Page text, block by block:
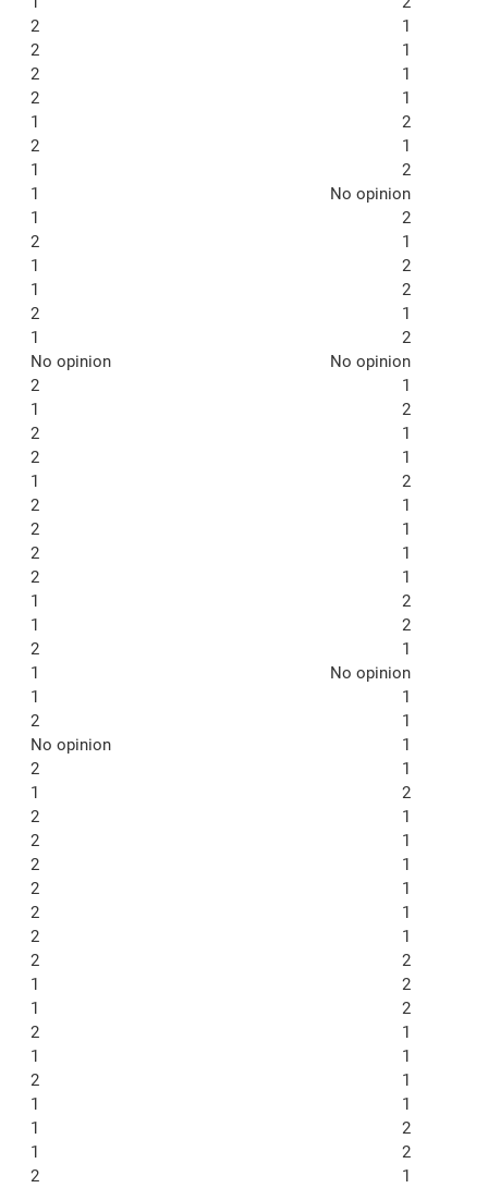
2
1
2
1
2
1
2
1
1
2
2
1
1
2
1
No opinion
1
2
2
1
1
2
1
2
2
1
1
2
No opinion
No opinion
2
1
1
2
2
1
2
1
1
2
2
1
2
1
2
1
2
1
1
2
1
2
2
1
1
No opinion
1
1
2
1
No opinion
1
2
1
1
2
2
1
2
1
2
1
2
1
2
1
2
1
2
2
1
2
1
2
2
1
1
1
2
1
1
1
1
2
1
2
2
1